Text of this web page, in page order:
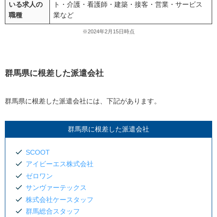
いる求人の
職種
ト・介護・看護師・建築・接客・営業・サービス
業など
※2024年2月15日時点
群馬県に根差した派遣会社
群馬県に根差した派遣会社には、下記があります。
群馬県に根差した派遣会社
SCOOT
アイビーエス株式会社
ゼロワン
サンヴァーテックス
株式会社ケースタッフ
群馬総合スタッフ